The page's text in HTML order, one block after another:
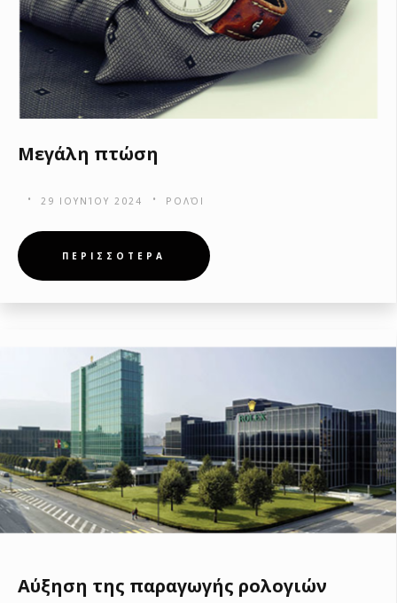
Μεγάλη πτώση
29 ΙΟΥΝΊΟΥ 2024 ΡΟΛΌΙ
ΠΕΡΙΣΣΟΤΕΡΑ
Αύξηση της παραγωγής ρολογιών